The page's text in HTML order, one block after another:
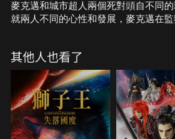
麥克邁和城市超人兩個死對頭自不同
就兩人不同的心性和發展，麥克邁在
正義感和愛心，專門幫助被麥克邁欺負
一天麥克邁從監獄中逃獄，綁架了一名
者，城市超人趕來英雄救美，不慎被麥
克邁這時候才發現他失去了生命的目標
少了超級大英雄這個對手，壞蛋人生哪
其他人也看了